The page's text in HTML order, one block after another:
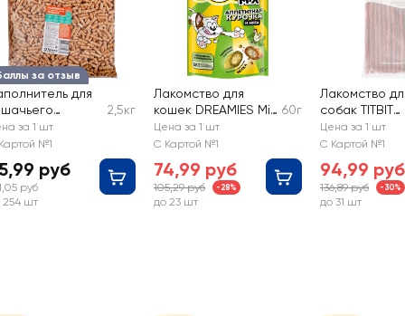
за отзыв
для
2,5кг
за 1 шт
№1
руб
руб
254 шт
Лакомство для
кошек DREAMIES Mix
(Микс) курица,
кошачья мята
60г
Цена за 1 шт
С Картой №1
74,99 руб
105,29 руб -28%
до 23 шт
Лакомство
собак TITBIT
Золотая
Колбаса
Цена за 1 шт
С Картой №1
94,99 руб
136,89 руб -30%
до 31 шт